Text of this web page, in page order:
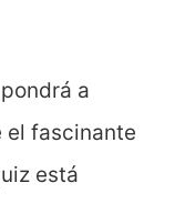
a
el fascinante
está